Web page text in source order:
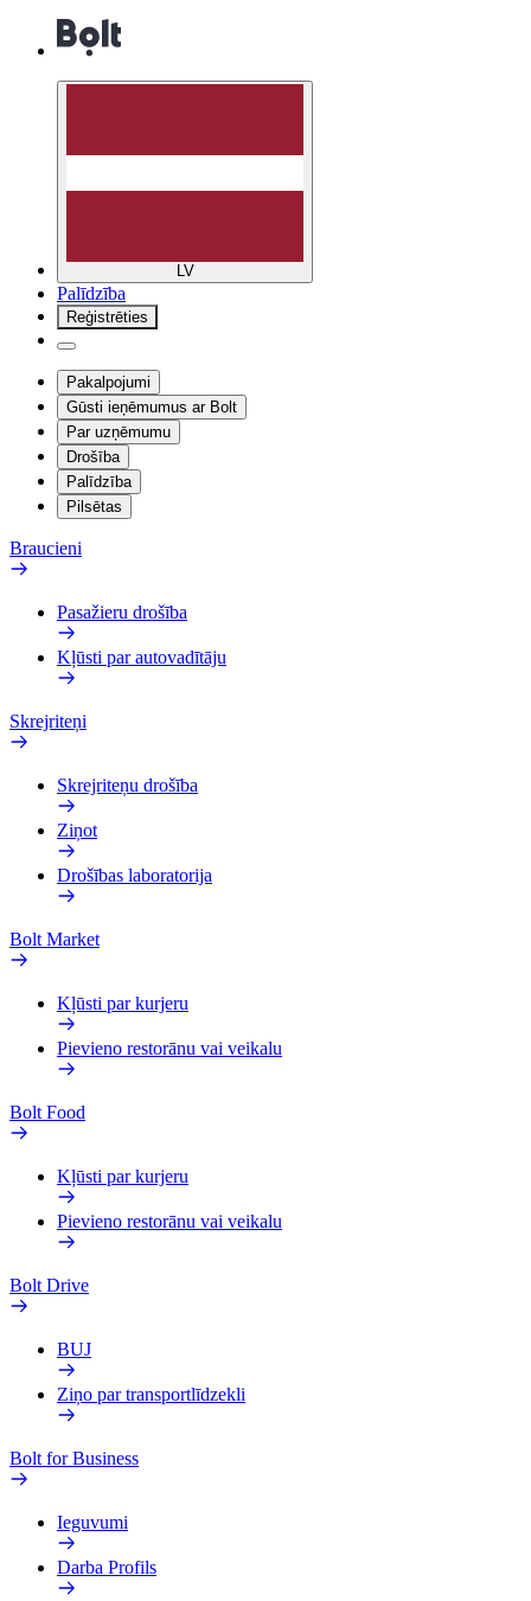
LV
Palīdzība
Reģistrēties
Pakalpojumi
Gūsti ieņēmumus ar Bolt
Par uzņēmumu
Drošība
Palīdzība
Pilsētas
Braucieni
Pasažieru drošība
Kļūsti par autovadītāju
Skrejriteņi
Skrejriteņu drošība
Ziņot
Drošības laboratorija
Bolt Market
Kļūsti par kurjeru
Pievieno restorānu vai veikalu
Bolt Food
Kļūsti par kurjeru
Pievieno restorānu vai veikalu
Bolt Drive
BUJ
Ziņo par transportlīdzekli
Bolt for Business
Ieguvumi
Darba Profils